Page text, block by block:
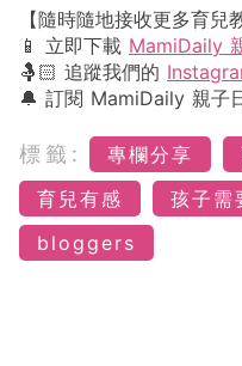
【隨時隨地接收更多育兒
📱 立即下載 MamiDaily
🤱🏻 追蹤我們的
🔔 訂閱 MamiDaily 親子
標籤: 專欄分享
育兒有感
孩子需
bloggers